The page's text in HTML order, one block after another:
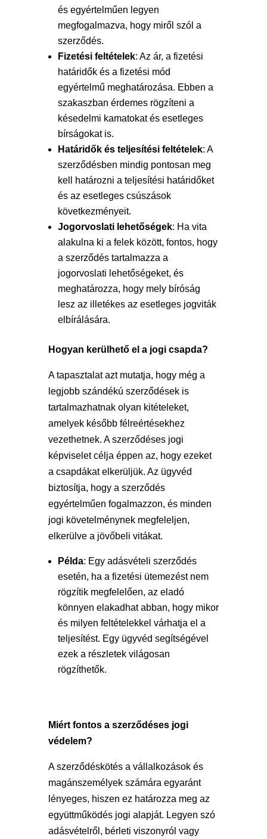
és egyértelműen legyen
megfogalmazva, hogy miről szól a
szerződés.
Fizetési feltételek: Az ár, a fizetési
határidők és a fizetési mód
egyértelmű meghatározása. Ebben a
szakaszban érdemes rögzíteni a
késedelmi kamatokat és esetleges
bírságokat is.
Határidők és teljesítési feltételek: A
szerződésben mindig pontosan meg
kell határozni a teljesítési határidőket
és az esetleges csúszások
következményeit.
Jogorvoslati lehetőségek: Ha vita
alakulna ki a felek között, fontos, hogy
a szerződés tartalmazza a
jogorvoslati lehetőségeket, és
meghatározza, hogy mely bíróság
lesz az illetékes az esetleges jogviták
elbírálására.
Hogyan kerülhető el a jogi csapda?
A tapasztalat azt mutatja, hogy még a
legjobb szándékú szerződések is
tartalmazhatnak olyan kitételeket,
amelyek később félreértésekhez
vezethetnek. A szerződéses jogi
képviselet célja éppen az, hogy ezeket
a csapdákat elkerüljük. Az ügyvéd
biztosítja, hogy a szerződés
egyértelműen fogalmazzon, és minden
jogi követelménynek megfeleljen,
elkerülve a jövőbeli vitákat.
Példa: Egy adásvételi szerződés
esetén, ha a fizetési ütemezést nem
rögzítik megfelelően, az eladó
könnyen elakadhat abban, hogy mikor
és milyen feltételekkel várhatja el a
teljesítést. Egy ügyvéd segítségével
ezek a részletek világosan
rögzíthetők.
Miért fontos a szerződéses jogi
védelem?
A szerződéskötés a vállalkozások és
magánszemélyek számára egyaránt
lényeges, hiszen ez határozza meg az
együttműködés jogi alapját. Legyen szó
adásvételről, bérleti viszonyról vagy